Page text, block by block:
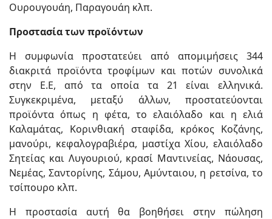
Ουρουγουάη, Παραγουάη κλπ.
Προστασία των προϊόντων
Η συμφωνία προστατεύει από απομιμήσεις 344
διακριτά προϊόντα τροφίμων και ποτών συνολικά
στην Ε.Ε, από τα οποία τα 21 είναι ελληνικά.
Συγκεκριμένα, μεταξύ άλλων, προστατεύονται
προϊόντα όπως η φέτα, το ελαιόλαδο και η ελιά
Καλαμάτας, Κορινθιακή σταφίδα, κρόκος Κοζάνης,
μανούρι, κεφαλογραβιέρα, μαστίχα Χίου, ελαιόλαδο
Σητείας και Λυγουριού, κρασί Μαντινείας, Νάουσας,
Νεμέας, Σαντορίνης, Σάμου, Αμύνταιου, η ρετσίνα, το
τσίπουρο κλπ.
Η προστασία αυτή θα βοηθήσει στην πώληση